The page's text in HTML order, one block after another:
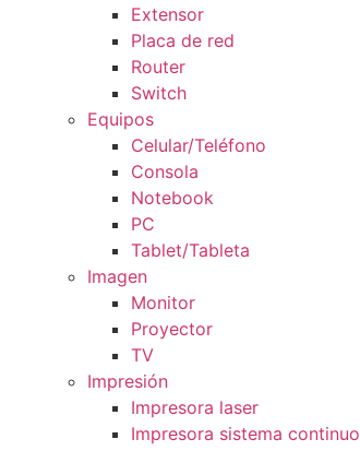
Extensor
Placa de red
Router
Switch
Equipos
Celular/Teléfono
Consola
Notebook
PC
Tablet/Tableta
Imagen
Monitor
Proyector
TV
Impresión
Impresora laser
Impresora sistema continuo